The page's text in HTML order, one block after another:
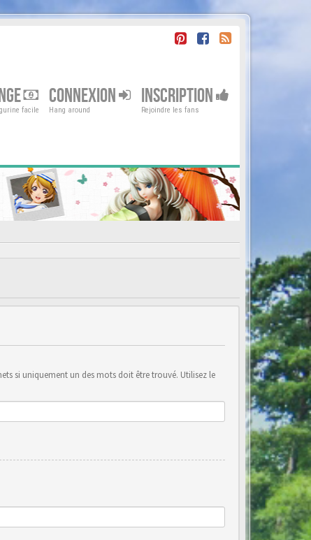
facile
CONNEXION
Hang around
INSCRIPTION
Rejoindre les fans
si uniquement un des mots doit être trouvé. Utilisez le